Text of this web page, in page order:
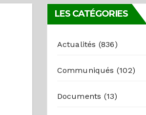
LES CATÉGORIES
Actualités (836)
Communiqués (102)
Documents (13)